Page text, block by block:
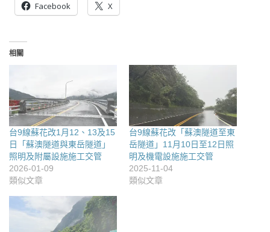
Facebook X
相關
台9線蘇花改1月12、13及15
日「蘇澳隧道與東岳隧道」
照明及附屬設施施工交管
2026-01-09
類似文章
台9線蘇花改「蘇澳隧道至東
岳隧道」11月10日至12日照
明及機電設施施工交管
2025-11-04
類似文章